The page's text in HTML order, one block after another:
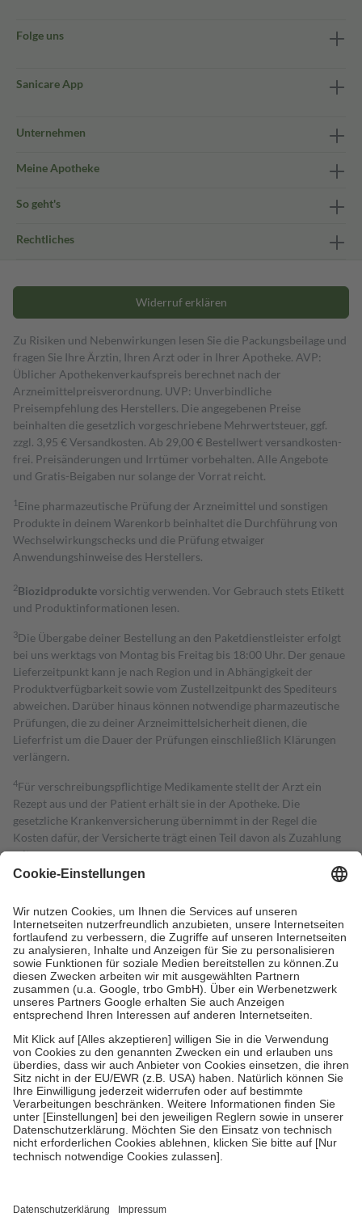
Folge uns
Sanicare App
Unternehmen
Meine Apotheke
So geht's
Rechtliches
Widerruf erklären
Zu Risiken und Nebenwirkungen lesen Sie die Packungsbeilage und
fragen Sie Ihre Ärztin, Ihren Arzt oder in Ihrer Apotheke. AVP:
Üblicher Apothekenverkaufspreis berechnet nach der
Arzneimittelpreisverordnung. UVP: Unverbindliche
Preisempfehlung des Herstellers. Die angegebenen Preise
beinhalten die gesetzlich vorgeschriebene Mehrwertsteuer, ggf.
zzgl. 3,95 € Versandkosten. Ab 29,00 € Bestell­wert versand­kosten­
frei. Preisänderungen und Irrtümer vorbehalten. Alle Angebote
und Gratis-Beigaben nur solange der Vorrat reicht.
1 Eine pharmazeutische Prüfung der Arzneimittel und sonstigen
Produkte in deinem Warenkorb beinhaltet die Durchführung von
Wechselwirkungschecks und die Prüfung etwaiger
Anwendungshinweise des Herstellers.
2Biozidproduktevorsichtig verwenden. Vor Gebrauch stets Etikett
und Produktinformationen lesen.
3Die Übergabe deiner Bestellung an den Paketdienstleister erfolgt
bei uns werktags von Montag bis Freitag bis 18:00 Uhr. Der genaue
Lieferzeitpunkt kann je nach Region und in Abhängigkeit der
Produktverfügbarkeit sowie vom Zustellzeitpunkt des Spediteurs
abweichen. Darüber hinaus können notwendige pharmazeutische
Prüfungen, die zu deiner Arzneimittelsicherheit dienen, die
Lieferfrist um die Dauer der Prüfungen einschließlich Klärungen
verlängern.
4Für verschreibungspflichtige Medikamente stellt der Arzt ein
Rezept aus und der Patient erhält sie in der Apotheke. Die
gesetzliche Krankenversicherung übernimmt in der Regel die
Kosten dafür, der Versicherte trägt einen Teil davon als Zuzahlung
mit.
Grundsätzlich leisten Mitglieder Zuzahlungen in Höhe von zehn
höchstens zehn Euro.
Es sind jedoch nie mehr als die tatsächlichen
Kosten der Leistung zu entrichten.
Diese Regeln gelten grundsätzlich auch für Online-Apotheken.
Bei Heilmitteln und häuslicher Krankenpflege beträgt die
Zuzahlung zehn Prozent der Kosten sowie zehn Euro je
Verordnung.
Um das Engagement der Versicherten für ihre eigene Gesundheit zu
stärken und die besondere Stellung der Familie zu unterstützen,
fallenkeine Zuzahlungenan bei:
• Kindern und Jugendlichen bis zum vollendeten 18. Lebensjahr
mit Ausnahme der Fahrkosten
• Untersuchungen zur Vorsorge und Früherkennung, die von der
GKV getragen werden
• empfohlenen Schutzimpfungen
• Harn- und Blutteststreifen
getroffen, um sicherzustellen, dass es sich um echte Bewertungen